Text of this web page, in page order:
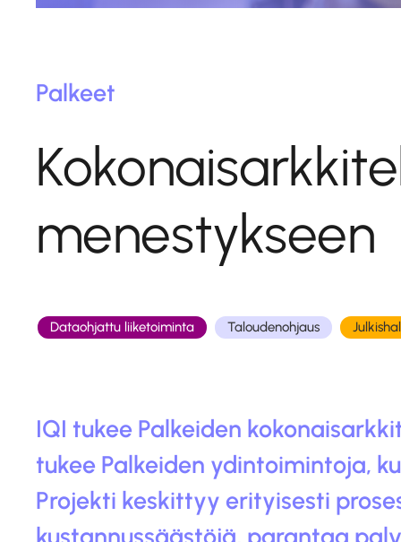
Palkeet
menestykseen
Dataohjattu liiketoiminta Taloudenohjaus
IQI tukee Palkeiden
tukee Palkeiden ydintoimintoja,
Projekti keskittyy erityisesti
kustannussäästöjä, parantaa